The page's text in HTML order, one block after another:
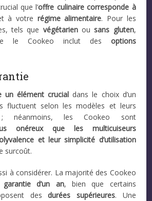
que l’offre culinaire corresponde à
à votre régime alimentaire. Pour les
tels que végétarienousans gluten,
le Cookeo inclut des options
un élément crucial dans le choix d’un
fluctuent selon les modèles et leurs
; néanmoins, les Cookeo sont
onéreux que les multicuiseurs
et leur simplicité d’utilisation
surcoût.
à considérer. La majorité des Cookeo
garantie d’un an, bien que certains
desdurées supérieures. Une